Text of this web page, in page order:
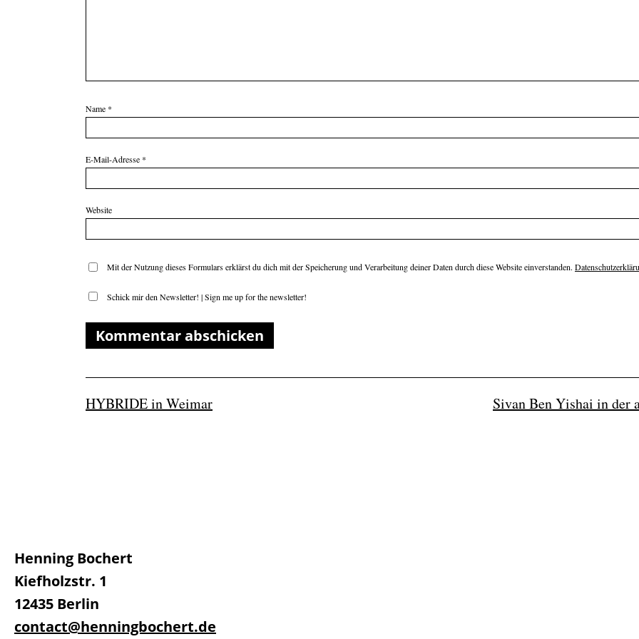
Name *
E-Mail-Adresse *
Website
Mit der Nutzung dieses Formulars erklärst du dich mit der Speicherung und Verarbeitung deiner Daten durch diese Website einverstanden.
Schick mir den Newsletter! | Sign me up for the newsletter!
HYBRIDE in Weimar Sivan Ben Yishai in der
Henning Bochert
Kiefholzstr. 1
12435 Berlin
contact@henningbochert.de